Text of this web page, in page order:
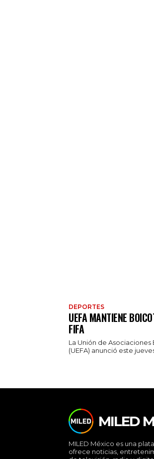
DEPORTES
UEFA MANTIENE
FIFA
La Unión de
(UEFA) anunció este
MILED
MILED México es una
ofrece noticias,